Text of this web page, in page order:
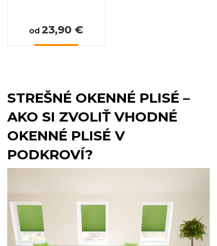
od 23,90 €
STREŠNÉ OKENNÉ PLISÉ –
AKO SI ZVOLIŤ VHODNÉ
OKENNÉ PLISÉ V
PODKROVÍ?